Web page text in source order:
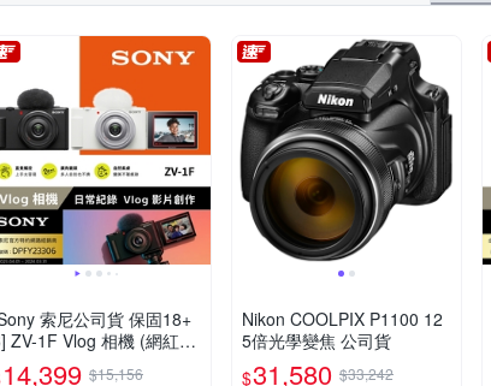
索尼公司貨 保固18+
ZV-1F Vlog 相機 (網紅新
手/生活隨拍)
14,399 $15,156
Nikon COOLPIX P1100 12
5倍光學變焦 公司貨
$31,580 $33,242